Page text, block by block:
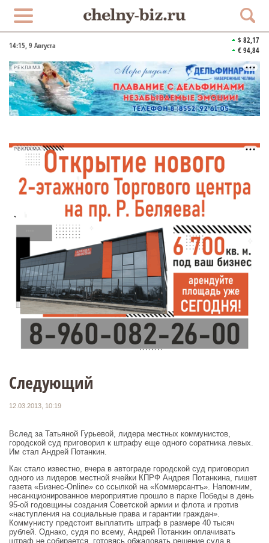
14:15, 9 Августа
$ 82,17
€ 94,84
РЕКЛАМА
РЕКЛАМА
Следующий
12.03.2013, 10:19
Вслед за Татьяной Гурьевой, лидера местных коммунистов,
городской суд приговорил к штрафу еще одного соратника левых.
Им стал Андрей Потанкин.
Как стало известно, вчера в автограде городской суд приговорил
одного из лидеров местной ячейки КПРФ Андрея Потанкина, пишет
газета «Бизнес-Online» со ссылкой на «Коммерсантъ». Напомним,
несанкционированное мероприятие прошло в парке Победы в день
95-ой годовщины создания Советской армии и флота и против
«наступления на социальные права и гарантии граждан».
Коммунисту предстоит выплатить штраф в размере 40 тысяч
рублей. Однако, судя по всему, Андрей Потанкин оплачивать
штраф не собирается, готовясь обжаловать решение суда в